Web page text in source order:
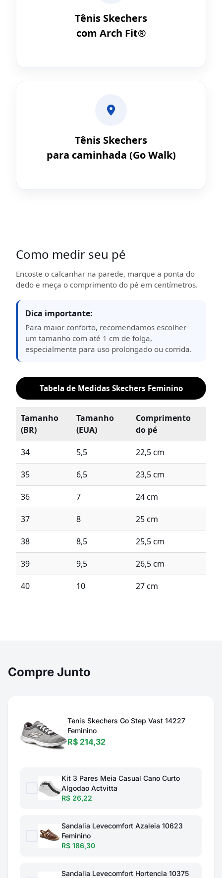
Tênis Skechers
com Arch Fit®
Tênis Skechers
para caminhada (Go Walk)
Como medir seu pé
Encoste o calcanhar na parede, marque a ponta do
dedo e meça o comprimento do pé em centímetros.
Dica importante:
Para maior conforto, recomendamos escolher
um tamanho com até 1 cm de folga,
especialmente para uso prolongado ou corrida.
Tabela de Medidas Skechers Feminino
Tamanho
(BR)
Tamanho
(EUA)
Comprimento
do pé
34 5,5 22,5 cm
35 6,5 23,5 cm
36 7 24 cm
37 8 25 cm
38 8,5 25,5 cm
39 9,5 26,5 cm
40 10 27 cm
Compre Junto
Tenis Skechers Go Step Vast 14227
Feminino
R$ 214,32
Kit 3 Pares Meia Casual Cano Curto
Algodao Actvitta
R$ 26,22
Sandalia Levecomfort Azaleia 10623
Feminino
R$ 186,30
Sandalia Levecomfort Hortencia 10375